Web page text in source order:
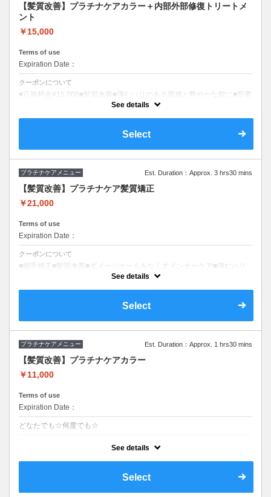
【髪質改善】プラチナケアカラー＋内部外部修復トリートメ
ント
￥15,000
Terms of use
Expiration Date：
クーポンについて
■正規料金¥15,000■髪質改善■弾むハリのある質感と艶やかな髪に■所要
時間(目安)90分■ロング料金0円■ファッションorグレイカラー均一料金
See details
Select
プラチナケアメニュー Est. Duration：Approx. 3 hrs30 mins
【髪質改善】プラチナケア髪質矯正
￥21,000
Terms of use
Expiration Date：
クーポンについて
■縮毛矯正■髪質改善■ダメージホールをなくすインナーケア■弾むハリ
のある質感と艶やかな髪に■癖広がりを抑え髪質改善■所要時間(目
See details
Select
プラチナケアメニュー Est. Duration：Approx. 1 hrs30 mins
【髪質改善】プラチナケアカラー
￥11,000
Terms of use
Expiration Date：
どなたでも☆何度でも☆
ラー■所要時間(目安)90分■ロング料金０円ファッションorグレイカラー
See details
Select